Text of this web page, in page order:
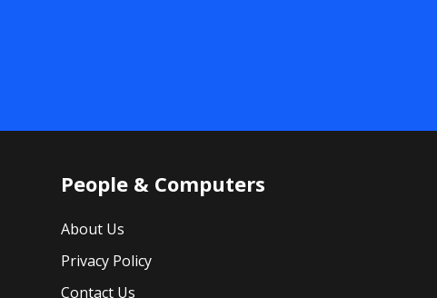
People & Computers
About Us
Privacy Policy
Contact Us